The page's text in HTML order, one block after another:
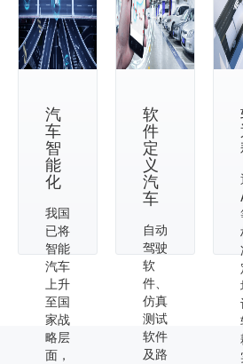
汽
车
智
能
化
我国
已将
智能
汽车
上升
至国
家战
略层
面，
软
件
定
义
汽
车
自动
驾驶
软
件、
仿真
测试
软件
及路